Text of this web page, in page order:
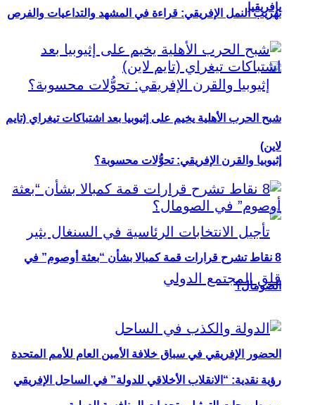
تهريب النمل الإفريقي: قراءة في المشهد والتداعيات والفرص
إثيوبيا والقرن الإفريقي: تحوُّلات محسوبة؟
الحضور الإفريقي في سباق خلافة الأمين العام للأمم المتحدة
بإفريقيا
شبح الحرب الأهلية يخيم على إثيوبيا بعد اشتباكات تيغراي (تايم
لاين)
8 نقاط تشرح قرارات قمة كمبالا بشأن “بعثة أوصوم” في
الصومال؟
رؤية نقدية: “الانقلاب الأخلاقي للدولة” في الساحل الإفريقي